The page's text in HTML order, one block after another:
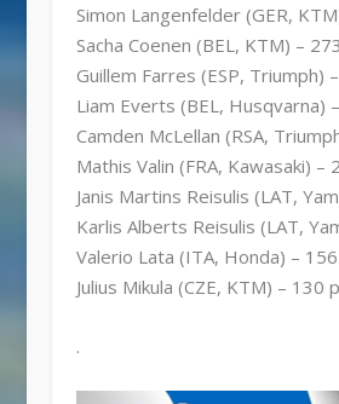
Simon Langenfelder (GER,
Sacha Coenen (BEL, KTM) –
Guillem Farres (ESP, Triumph)
Liam Everts (BEL, Husqvarna)
Camden McLellan (RSA,
Mathis Valin (FRA, Kawasaki) –
Janis Martins Reisulis (LAT,
Karlis Alberts Reisulis (LAT,
Valerio Lata (ITA, Honda) –
Julius Mikula (CZE, KTM) – 130
.